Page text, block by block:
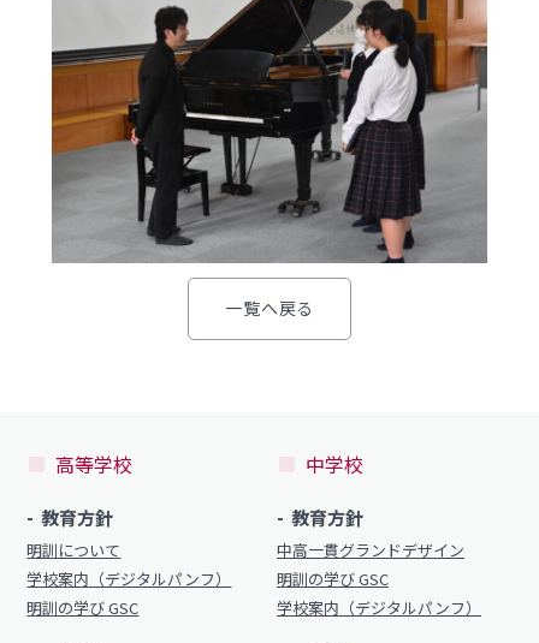
プライバシーポリシー
MEIKUNサポート（ご支援のお願い）
明訓チャンネル
お問い合わせ サイトマップ
プライバシーポリシー
一覧へ戻る
高等学校
教育方針
明訓について
学校案内（デジタルパンフ）
明訓の学び GSC
中学校
教育方針
中高一貫グランドデザイン
明訓の学び GSC
学校案内（デジタルパンフ）